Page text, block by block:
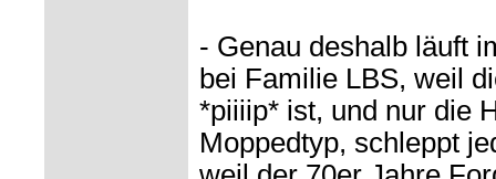
- Genau deshalb läuft
bei Familie LBS, weil
*piiiip* ist, und nur die
Moppedtyp, schleppt